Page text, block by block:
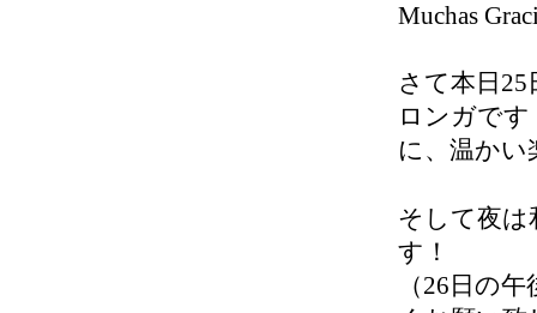
Muchas
さて本日 25
ロンガで
に、温か
そして夜は
す！
（26日の